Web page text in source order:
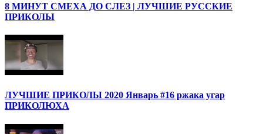
8 МИНУТ СМЕХА ДО СЛЕЗ | ЛУЧШИЕ РУССКИЕ
ПРИКОЛЫ
ЛУЧШИЕ ПРИКОЛЫ 2020 Январь #16 ржака угар
ПРИКОЛЮХА